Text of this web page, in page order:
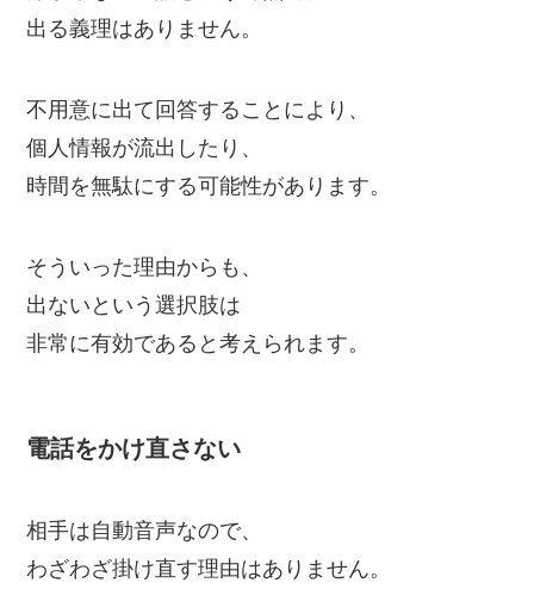
出る義理はありません。
不用意に出て回答することにより、
個人情報が流出したり、
時間を無駄にする可能性があります。
そういった理由からも、
出ないという選択肢は
非常に有効であると考えられます。
電話をかけ直さない
相手は自動音声なので、
わざわざ掛け直す理由はありません。